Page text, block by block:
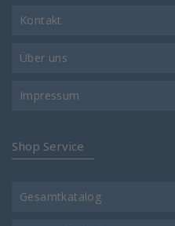
Kontakt
Über uns
Impressum
Shop Service
Gesamtkatalog